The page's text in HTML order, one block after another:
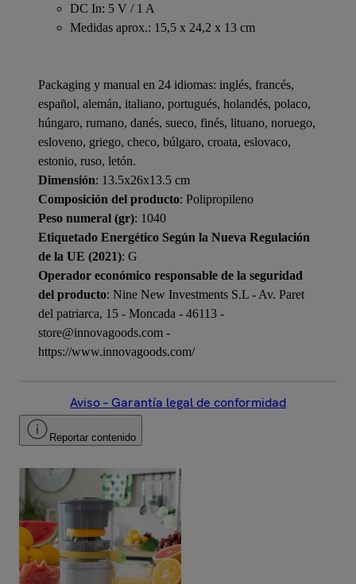
DC In: 5 V / 1 A
Medidas aprox.: 15,5 x 24,2 x 13 cm
Packaging y manual en 24 idiomas: inglés, francés,
español, alemán, italiano, portugués, holandés, polaco,
húngaro, rumano, danés, sueco, finés, lituano, noruego,
esloveno, griego, checo, búlgaro, croata, eslovaco,
estonio, ruso, letón.
Dimensión: 13.5x26x13.5 cm
Composición del producto: Polipropileno
Peso numeral (gr): 1040
Etiquetado Energético Según la Nueva Regulación
de la UE (2021): G
Operador económico responsable de la seguridad
del producto: Nine New Investments S.L - Av. Paret
del patriarca, 15 - Moncada - 46113 -
store@innovagoods.com -
https://www.innovagoods.com/
Aviso – Garantía legal de conformidad
Reportar contenido